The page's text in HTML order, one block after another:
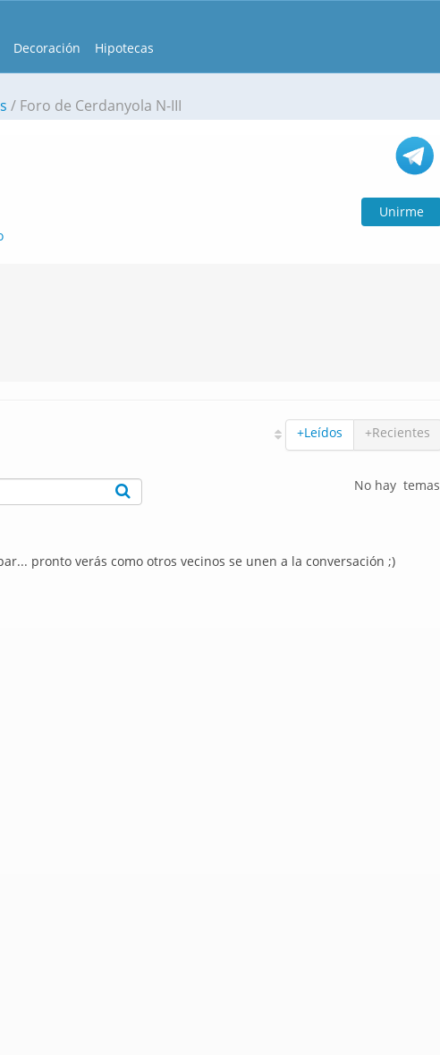
Decoración Hipotecas
Foro de Cerdanyola N-III
Unirme
+Leídos +Recientes
No hay temas
pronto verás como otros vecinos se unen a la conversación ;)